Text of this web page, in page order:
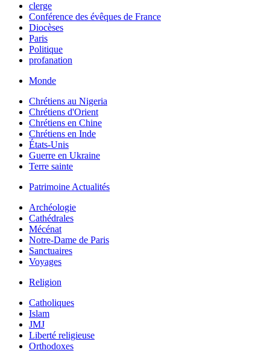
clerge
Conférence des évêques de France
Diocèses
Paris
Politique
profanation
Monde
Chrétiens au Nigeria
Chrétiens d'Orient
Chrétiens en Chine
Chrétiens en Inde
États-Unis
Guerre en Ukraine
Terre sainte
Patrimoine Actualités
Archéologie
Cathédrales
Mécénat
Notre-Dame de Paris
Sanctuaires
Voyages
Religion
Catholiques
Islam
JMJ
Liberté religieuse
Orthodoxes